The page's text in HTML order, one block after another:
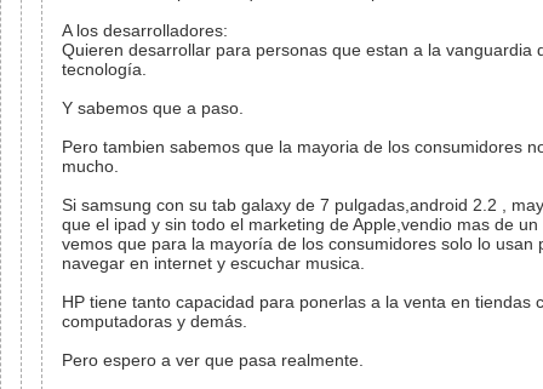
A los desarrolladores:
Quieren desarrollar para personas que estan a la vanguardia
tecnología.
Y sabemos que a paso.
Pero tambien sabemos que la mayoria de los consumidores
mucho.
Si samsung con su tab galaxy de 7 pulgadas,android 2.2 ,
que el ipad y sin todo el marketing de Apple,vendio mas de un
vemos que para la mayoría de los consumidores solo lo usan
navegar en internet y escuchar musica.
HP tiene tanto capacidad para ponerlas a la venta en tiendas
computadoras y demás.
Pero espero a ver que pasa realmente.